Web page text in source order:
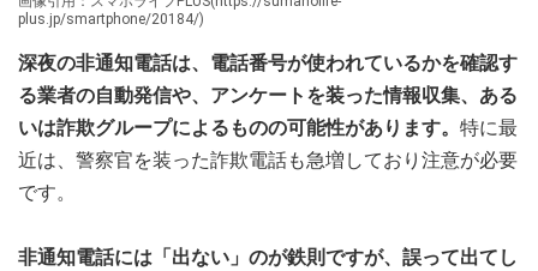
plus.jp/smartphone/20184/)
深夜の非通知電話は、電話番号が使われているかを確認す
る業者の自動発信や、アンケートを装った情報収集、ある
いは詐欺グループによるものの可能性があります。 特に最
近は、警察官を装った詐欺電話も急増しており注意が必要
です。
非通知電話には「出ない」のが鉄則ですが、誤って出てし